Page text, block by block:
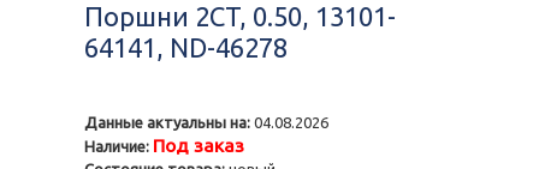
Поршни 2CT, 0.50, 13101-
64141, ND-46278
Данные актуальны на: 04.08.2026
Наличие: Под заказ